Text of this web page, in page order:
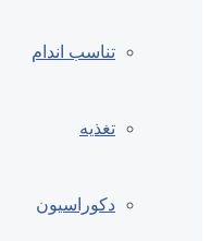
تناسب اندام
تغذیه
دکوراسیون